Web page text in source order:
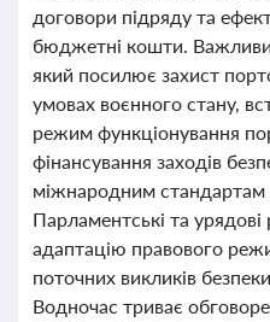
договори підряду та
бюджетні кошти.
який посилює захист
умовах воєнного стану,
режим функціонування
фінансування заходів
міжнародним
Парламентські та
адаптацію правового
поточних викликів
Водночас триває